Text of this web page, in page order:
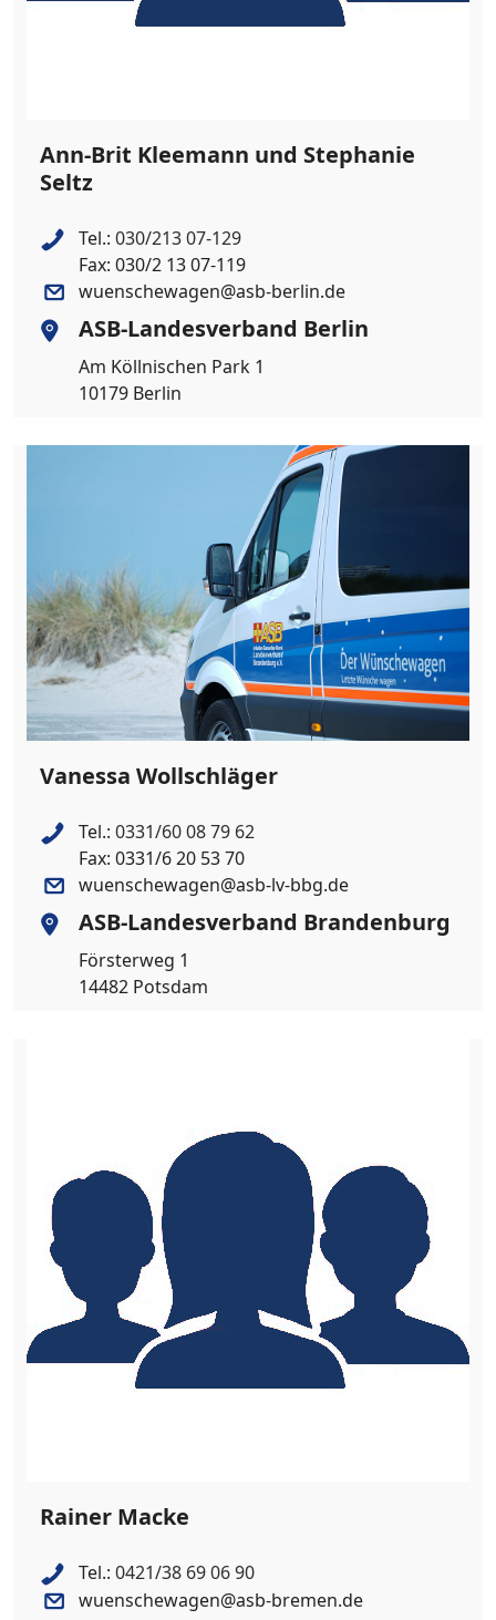
Ann-Brit Kleemann und Stephanie
Seltz
Tel.: 030/213 07-129
Fax: 030/2 13 07-119
wuenschewagen@asb-berlin.de
ASB-Landesverband Berlin
Am Köllnischen Park 1
10179 Berlin
Vanessa Wollschläger
Tel.: 0331/60 08 79 62
Fax: 0331/6 20 53 70
wuenschewagen@asb-lv-bbg.de
ASB-Landesverband Brandenburg
Försterweg 1
14482 Potsdam
Rainer Macke
Tel.: 0421/38 69 06 90
wuenschewagen@asb-bremen.de